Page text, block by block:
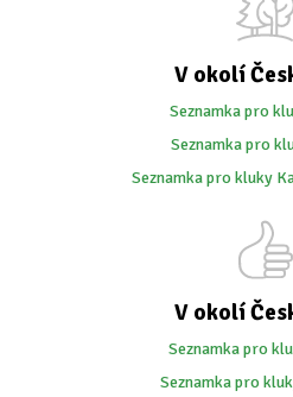
V okolí
Seznamka pro
Seznamka pro
Seznamka pro kluky
V okolí
Seznamka pro
Seznamka pro